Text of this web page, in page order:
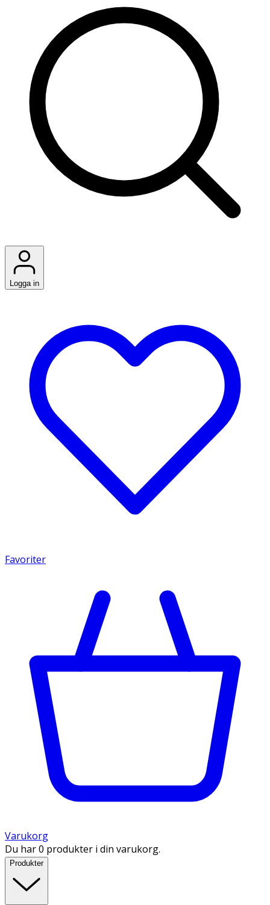
Logga in
Favoriter
Varukorg
Du har 0 produkter i din varukorg.
Produkter